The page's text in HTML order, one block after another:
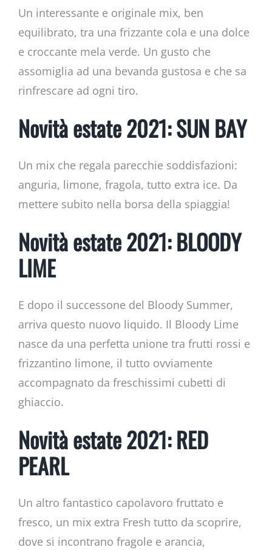
Un interessante e originale mix, ben
equilibrato, tra una frizzante cola e una dolce
e croccante mela verde. Un gusto che
assomiglia ad una bevanda gustosa e che sa
rinfrescare ad ogni tiro.
Novità estate 2021: SUN BAY
Un mix che regala parecchie soddisfazioni:
anguria, limone, fragola, tutto extra ice. Da
mettere subito nella borsa della spiaggia!
Novità estate 2021: BLOODY
LIME
E dopo il successone del Bloody Summer,
arriva questo nuovo liquido. Il Bloody Lime
nasce da una perfetta unione tra frutti rossi e
frizzantino limone, il tutto ovviamente
accompagnato da freschissimi cubetti di
ghiaccio.
Novità estate 2021: RED
PEARL
Un altro fantastico capolavoro fruttato e
fresco, un mix extra Fresh tutto da scoprire,
dove si incontrano fragole e arancia,